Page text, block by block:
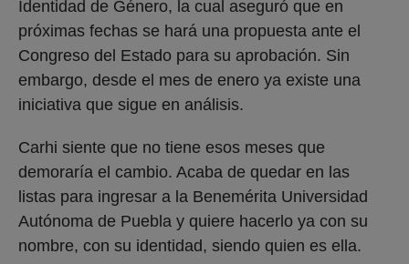
Identidad de Género, la cual aseguró que en
próximas fechas se hará una propuesta ante el
Congreso del Estado para su aprobación. Sin
embargo, desde el mes de enero ya existe una
iniciativa que sigue en análisis.
Carhi siente que no tiene esos meses que
demoraría el cambio. Acaba de quedar en las
listas para ingresar a la Benemérita Universidad
Autónoma de Puebla y quiere hacerlo ya con su
nombre, con su identidad, siendo quien es ella.